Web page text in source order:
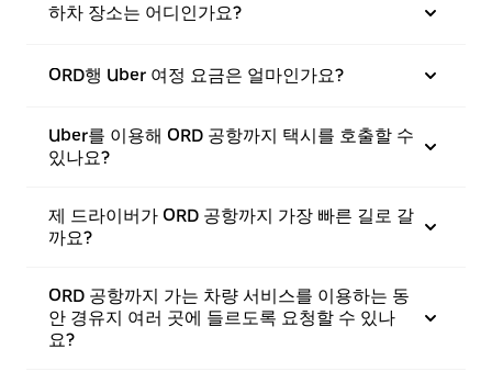
하차 장소는 어디인가요?
ORD행 Uber 여정 요금은 얼마인가요?
Uber를 이용해 ORD 공항까지 택시를 호출할 수
있나요?
제 드라이버가 ORD 공항까지 가장 빠른 길로 갈
까요?
ORD 공항까지 가는 차량 서비스를 이용하는 동
안 경유지 여러 곳에 들르도록 요청할 수 있나
요?